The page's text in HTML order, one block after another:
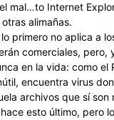
mal…to Internet
alimañas.
primero no aplica a
comerciales, pero,
en la vida: como el
encuentra virus
archivos que sí son
esto último, pero